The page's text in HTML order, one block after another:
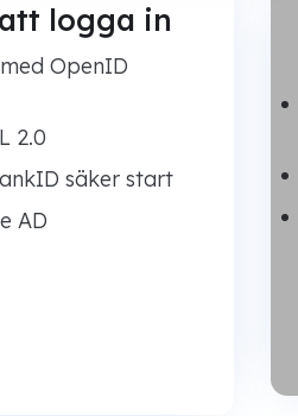
logga in
OpenID
2.0
säker start
AD